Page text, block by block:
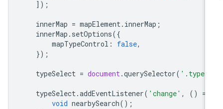
innerMap = mapElement.innerMap
innerMap.setOptions
mapTypeControl: false
typeSelect = document.querySelector ('.type-
typeSelect.addEventListener('change' , ()
void nearbySearch